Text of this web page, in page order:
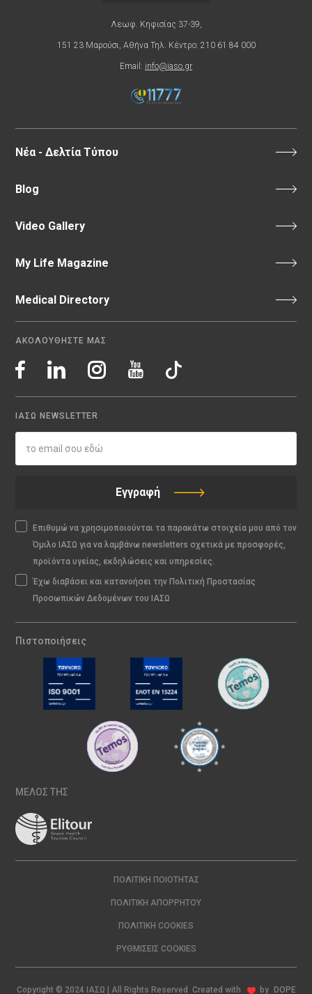
Λεωφ. Κηφισίας 37-39,
151 23 Μαρούσι, Αθήνα Τηλ. Κέντρο: 210 61 84 000
Email: info@iaso.gr
Νέα - Δελτία Τύπου
Blog
Video Gallery
My Life Magazine
Medical Directory
ΑΚΟΛΟΥΘΗΣΤΕ ΜΑΣ
ΙΑΣΩ NEWSLETTER
Εγγραφή
Επιθυμώ να χρησιμοποιούνται τα παρακάτω στοιχεία μου από τον
Όμιλο ΙΑΣΩ για να λαμβάνω newsletters σχετικά με προσφορές,
προϊόντα υγείας, εκδηλώσεις και υπηρεσίες.
Έχω διαβάσει και κατανοήσει την Πολιτική Προστασίας
Προσωπικών Δεδομένων του ΙΑΣΩ
Πιστοποιήσεις
ΜΕΛΟΣ ΤΗΣ
ΠΟΛΙΤΙΚΉ ΠΟΙΌΤΗΤΑΣ
ΠΟΛΙΤΙΚΉ ΑΠΟΡΡΉΤΟΥ
ΠΟΛΙΤΙΚΉ COOKIES
ΡΥΘΜΊΣΕΙΣ COOKIES
Copyright © 2024 ΙΑΣΩ | All Rights Reserved Created with by DOPE